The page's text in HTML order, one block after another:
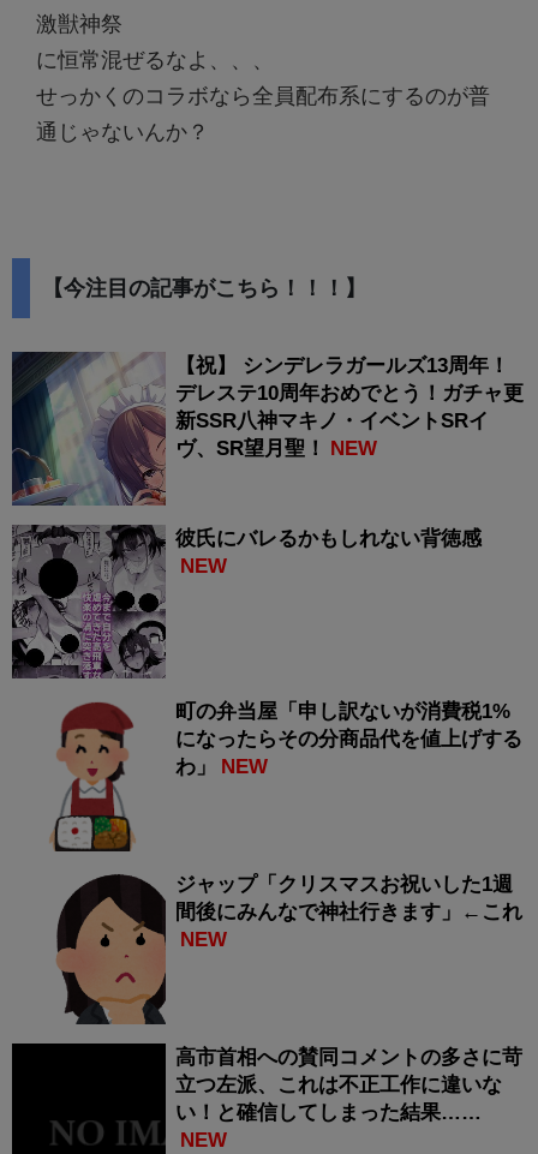
激獣神祭
に恒常混ぜるなよ、、、
せっかくのコラボなら全員配布系にするのが普
通じゃないんか？
【今注目の記事がこちら！！！】
【祝】 シンデレラガールズ13周年！
デレステ10周年おめでとう！ガチャ更
新SSR八神マキノ・イベントSRイ
ヴ、SR望月聖！
NEW
彼氏にバレるかもしれない背徳感
NEW
町の弁当屋「申し訳ないが消費税1%
になったらその分商品代を値上げする
わ」
NEW
ジャップ「クリスマスお祝いした1週
間後にみんなで神社行きます」←これ
NEW
高市首相への賛同コメントの多さに苛
立つ左派、これは不正工作に違いな
い！と確信してしまった結果……
NEW